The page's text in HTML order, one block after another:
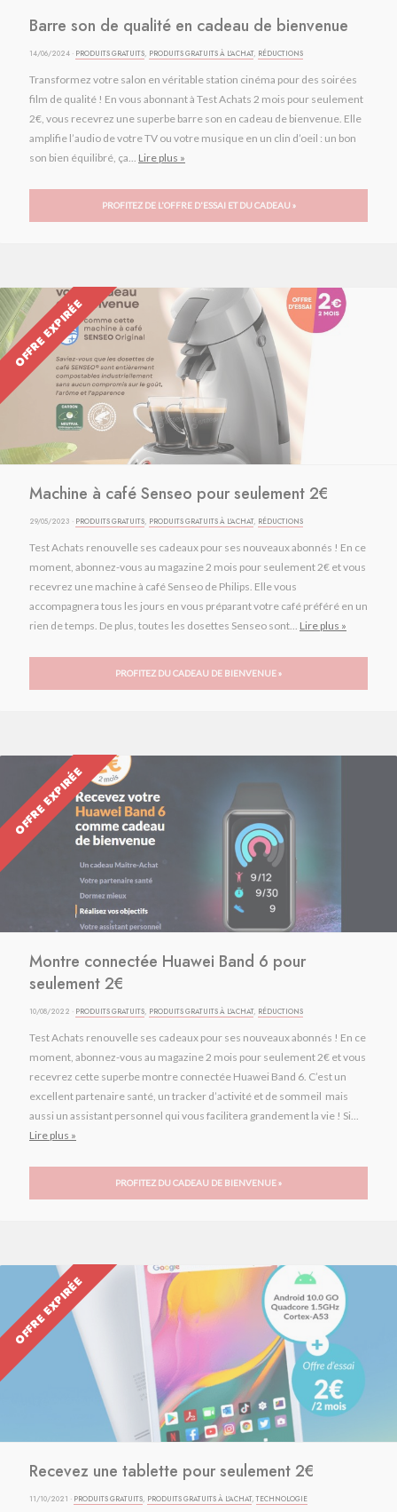
Barre son de qualité en cadeau de bienvenue
14/06/2024 · PRODUITS GRATUITS, PRODUITS GRATUITS À L'ACHAT, RÉDUCTIONS
Transformez votre salon en véritable station cinéma pour des soirées
film de qualité ! En vous abonnant à Test Achats 2 mois pour seulement
2€, vous recevrez une superbe barre son en cadeau de bienvenue. Elle
amplifie l’audio de votre TV ou votre musique en un clin d’oeil : un bon
son bien équilibré, ça... Lire plus »
PROFITEZ DE L'OFFRE D'ESSAI ET DU CADEAU »
OFFRE EXPIRÉE
Machine à café Senseo pour seulement 2€
29/05/2023 · PRODUITS GRATUITS, PRODUITS GRATUITS À L'ACHAT, RÉDUCTIONS
Test Achats renouvelle ses cadeaux pour ses nouveaux abonnés ! En ce
moment, abonnez-vous au magazine 2 mois pour seulement 2€ et vous
recevrez une machine à café Senseo de Philips. Elle vous
accompagnera tous les jours en vous préparant votre café préféré en un
rien de temps. De plus, toutes les dosettes Senseo sont... Lire plus »
PROFITEZ DU CADEAU DE BIENVENUE »
OFFRE EXPIRÉE
Montre connectée Huawei Band 6 pour
seulement 2€
10/08/2022 · PRODUITS GRATUITS, PRODUITS GRATUITS À L'ACHAT, RÉDUCTIONS
Test Achats renouvelle ses cadeaux pour ses nouveaux abonnés ! En ce
moment, abonnez-vous au magazine 2 mois pour seulement 2€ et vous
recevrez cette superbe montre connectée Huawei Band 6. C’est un
excellent partenaire santé, un tracker d’activité et de sommeil mais
aussi un assistant personnel qui vous facilitera grandement la vie ! Si...
Lire plus »
PROFITEZ DU CADEAU DE BIENVENUE »
OFFRE EXPIRÉE
Recevez une tablette pour seulement 2€
11/10/2021 · PRODUITS GRATUITS, PRODUITS GRATUITS À L'ACHAT,TECHNOLOGIE